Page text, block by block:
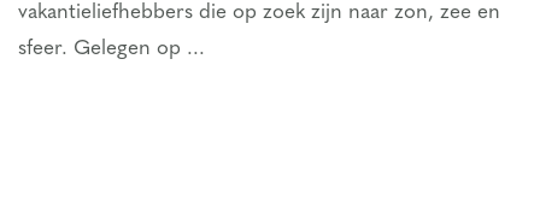
vakantieliefhebbers die op zoek zijn naar zon, zee en
sfeer. Gelegen op ...